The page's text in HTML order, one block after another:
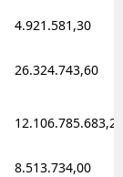
4.921.581,30
26.324.743,60
12.106.785.683,20
8.513.734,00